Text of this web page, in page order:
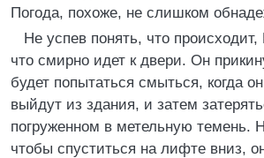
Погода, похоже, не слишком
Не успев понять, что
что смирно идет к двери. Он
будет попытаться смыться, когда
выйдут из здания, и затем
погруженном в метельную темень.
чтобы спуститься на лифте вниз,